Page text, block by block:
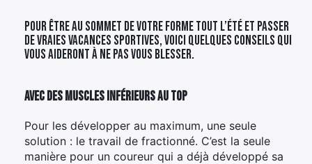
Pour être au sommet de votre forme tout l’été et passer
de vraies vacances sportives, voici quelques conseils qui
vous aideront à ne pas vous blesser.
Avec des muscles inférieurs au top
Pour les développer au maximum, une seule
solution : le travail de fractionné. C’est la seule
manière pour un coureur qui a déjà développé sa